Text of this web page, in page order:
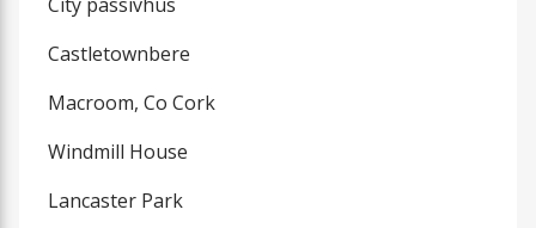
Castletownbere
Macroom, Co Cork
Windmill House
Lancaster Park